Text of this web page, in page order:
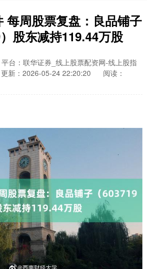
每周股票复盘：良品铺子
）股东减持119.44万股
平台：联华证券_线上股票配资网-线上股指
更新：2026-05-24 22:20:20
阅读：